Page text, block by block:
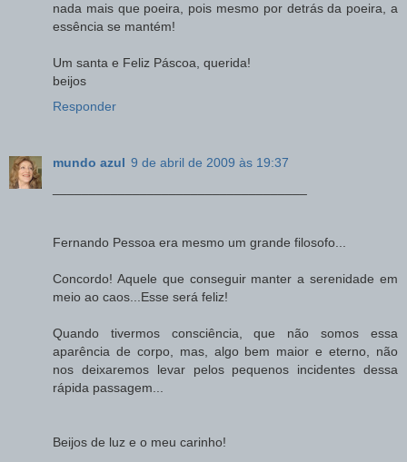
nada mais que poeira, pois mesmo por detrás da poeira, a
essência se mantém!
Um santa e Feliz Páscoa, querida!
beijos
Responder
mundo azul 9 de abril de 2009 às 19:37
Fernando Pessoa era mesmo um grande filosofo...
Concordo! Aquele que conseguir manter a serenidade em
meio ao caos...Esse será feliz!
Quando tivermos consciência, que não somos essa
aparência de corpo, mas, algo bem maior e eterno, não
nos deixaremos levar pelos pequenos incidentes dessa
rápida passagem...
Beijos de luz e o meu carinho!